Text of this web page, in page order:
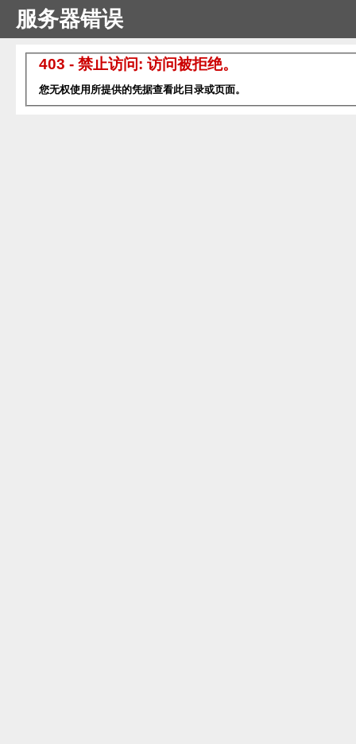
服务器错误
403 - 禁止访问: 访问被拒绝。
您无权使用所提供的凭据查看此目录或页面。